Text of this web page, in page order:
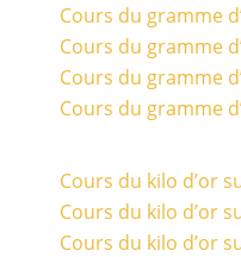
Cours du gramme
Cours du gramme
Cours du gramme
Cours du gramme
Cours du kilo d’or
Cours du kilo d’or
Cours du kilo d’or